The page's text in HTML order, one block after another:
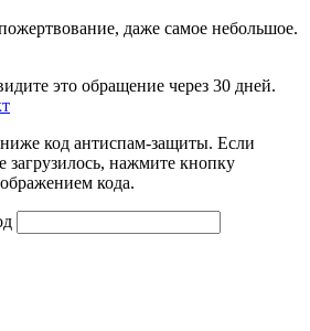
даже самое небольшое.
это обращение через 30 дней.
код антиспам-защиты. Если
загрузилось, нажмите кнопку
кода.